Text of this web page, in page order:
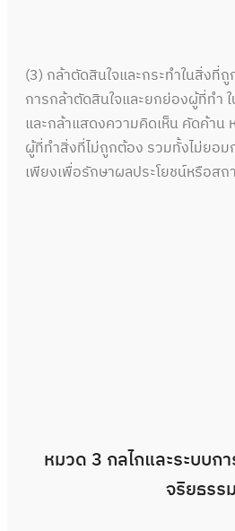
(3) กล้าตัดสินใจและกระทำในสิ่งที่
การกล้าตัดสินใจและยกย่องผู้ที่ทำ
และกล้าแสดงความคิดเห็น คัดค้าน
ผู้ที่ทำสิ่งที่ไม่ถูกต้อง รวมทั้งไม่ยอม
เพียงเพื่อรักษาผลประโยชน์หรือส
หมวด 3 กลไกและระบบก
จริยธรรม